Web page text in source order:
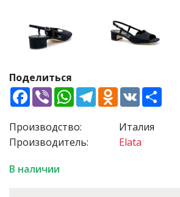
Поделиться
Facebook
ViberWhatsApp
TelegramOdnoklassniki
VK
Производство:
Производитель:
Италия
Elata
В наличии